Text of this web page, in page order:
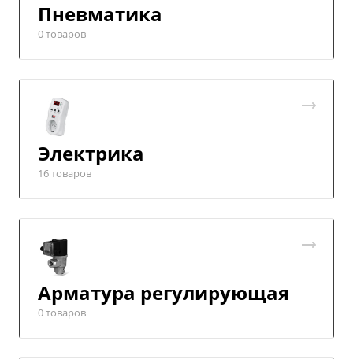
Пневматика
0 товаров
Электрика
16 товаров
Арматура регулирующая
0 товаров